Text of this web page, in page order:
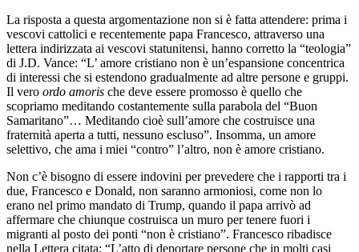
La risposta a questa argomentazione non si è fatta attendere: prima i
vescovi cattolici e recentemente papa Francesco, attraverso una
lettera indirizzata ai vescovi statunitensi, hanno corretto la “teologia”
di J.D. Vance: “L’ amore cristiano non è un’espansione concentrica
di interessi che si estendono gradualmente ad altre persone e gruppi.
Il vero ordo amoris che deve essere promosso è quello che
scopriamo meditando costantemente sulla parabola del “Buon
Samaritano”… Meditando cioè sull’amore che costruisce una
fraternità aperta a tutti, nessuno escluso”. Insomma, un amore
selettivo, che ama i miei “contro” l’altro, non è amore cristiano.
Non c’è bisogno di essere indovini per prevedere che i rapporti tra i
due, Francesco e Donald, non saranno armoniosi, come non lo
erano nel primo mandato di Trump, quando il papa arrivò ad
affermare che chiunque costruisca un muro per tenere fuori i
migranti al posto dei ponti “non è cristiano”. Francesco ribadisce
nella Lettera citata: “L’atto di deportare persone che in molti casi